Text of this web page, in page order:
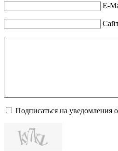
E-
Подписаться на уведомления